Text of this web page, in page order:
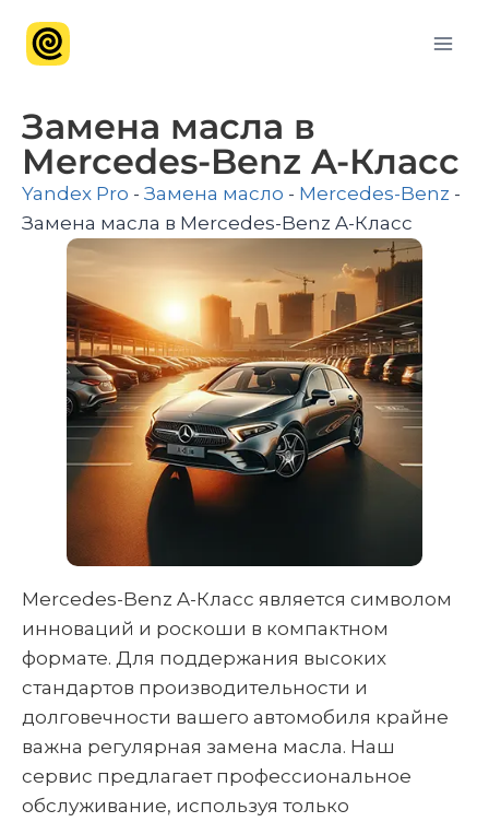
Замена масла в
Mercedes-Benz A-Класс
Yandex Pro - Замена масло - Mercedes-Benz -
Замена масла в Mercedes-Benz A-Класс
Mercedes-Benz A-Класс является символом
инноваций и роскоши в компактном
формате. Для поддержания высоких
стандартов производительности и
долговечности вашего автомобиля крайне
важна регулярная замена масла. Наш
сервис предлагает профессиональное
обслуживание, используя только